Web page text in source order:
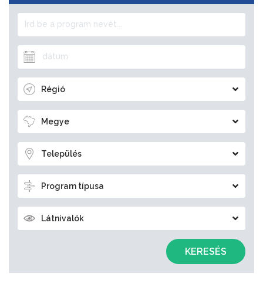
Régió
Megye
Település
Program típusa
Látnivalók
KERESÉS